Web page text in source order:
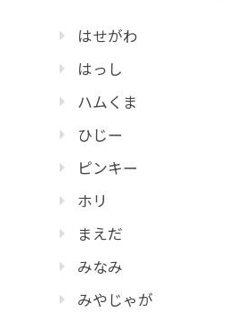
はせがわ
はっし
ハムくま
ひじー
ピンキー
ホリ
まえだ
みなみ
みやじゃが